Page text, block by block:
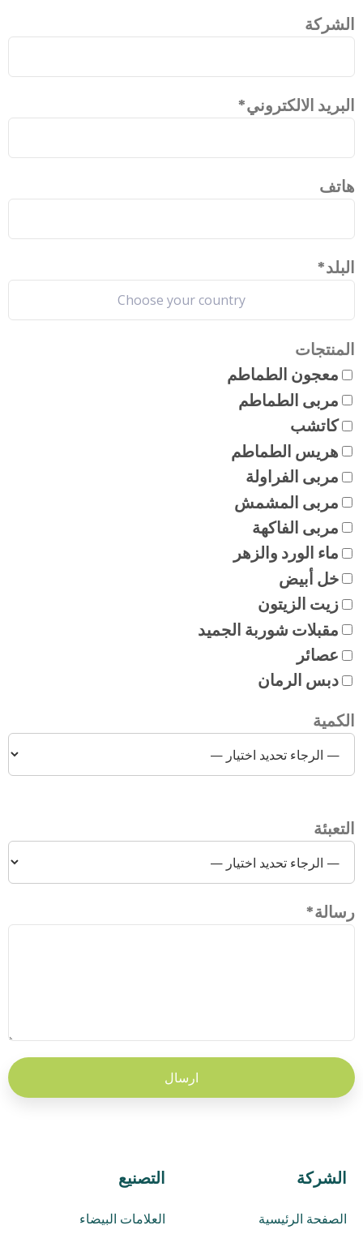
الشركة
البريد الالكتروني*
هاتف
البلد*
المنتجات
معجون الطماطم
مربى الطماطم
كاتشب
هريس الطماطم
مربى الفراولة
مربى المشمش
مربى الفاكهة
ماء الورد والزهر
خل أبيض
زيت الزيتون
مقبلات شوربة الجميد
عصائر
دبس الرمان
الكمية
التعبئة
رسالة*
الشركة
الصفحة الرئيسية
التصنيع
العلامات البيضاء